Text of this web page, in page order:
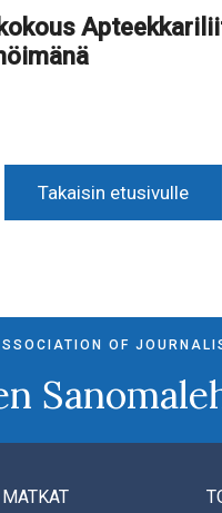
Takaisin etusivulle
OF
MATKAT